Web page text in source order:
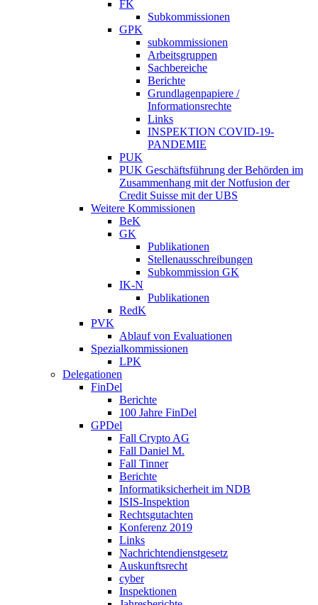
FK
Subkommissionen
GPK
subkommissionen
Arbeitsgruppen
Sachbereiche
Berichte
Grundlagenpapiere /
Informationsrechte
Links
INSPEKTION COVID-19-
PANDEMIE
PUK
PUK Geschäftsführung der Behörden im
Zusammenhang mit der Notfusion der
Credit Suisse mit der UBS
Weitere Kommissionen
BeK
GK
Publikationen
Stellenausschreibungen
Subkommission GK
IK-N
Publikationen
RedK
PVK
Ablauf von Evaluationen
Spezialkommissionen
LPK
Delegationen
FinDel
Berichte
100 Jahre FinDel
GPDel
Fall Crypto AG
Fall Daniel M.
Fall Tinner
Berichte
Informatiksicherheit ­im NDB
ISIS-Inspektion
Rechtsgutachten
Konferenz 2019
Links
Nachrichtendienstgesetz
Auskunftsrecht
cyber
Inspektionen